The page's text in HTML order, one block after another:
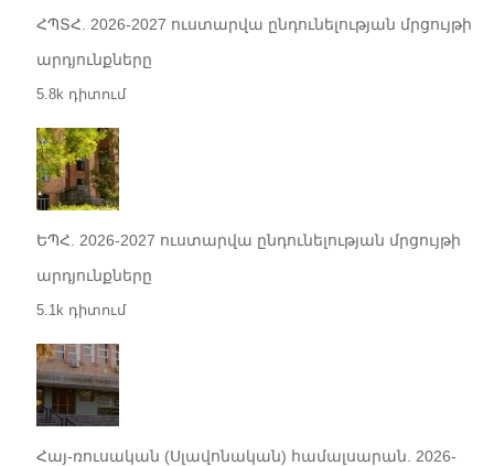
ՀՊՏՀ. 2026-2027 ուստարվա ընդունելության մրցույթի
արդյունքները
5.8k դիտում
ԵՊՀ. 2026-2027 ուստարվա ընդունելության մրցույթի
արդյունքները
5.1k դիտում
Հայ-ռուսական (Սլավոնական) համալսարան. 2026-